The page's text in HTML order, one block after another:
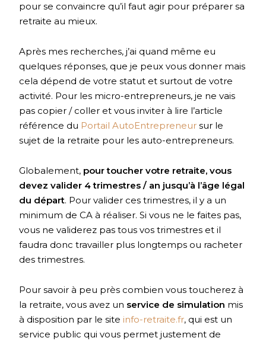
pour se convaincre qu’il faut agir pour préparer sa
retraite au mieux.
Après mes recherches, j’ai quand même eu
quelques réponses, que je peux vous donner mais
cela dépend de votre statut et surtout de votre
activité. Pour les micro-entrepreneurs, je ne vais
pas copier / coller et vous inviter à lire l’article
référence du Portail AutoEntrepreneur sur le
sujet de la retraite pour les auto-entrepreneurs.
Globalement, pour toucher votre retraite, vous
devez valider 4 trimestres / an jusqu’à l’âge légal
du départ. Pour valider ces trimestres, il y a un
minimum de CA à réaliser. Si vous ne le faites pas,
vous ne validerez pas tous vos trimestres et il
faudra donc travailler plus longtemps ou racheter
des trimestres.
Pour savoir à peu près combien vous toucherez à
la retraite, vous avez un service de simulation mis
à disposition par le site info-retraite.fr, qui est un
service public qui vous permet justement de